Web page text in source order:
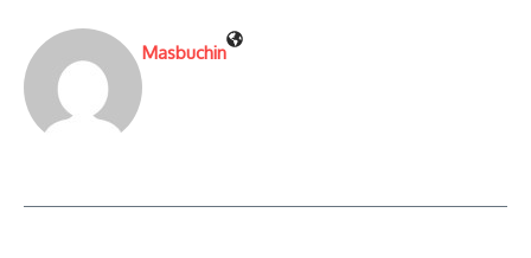
Masbuchin